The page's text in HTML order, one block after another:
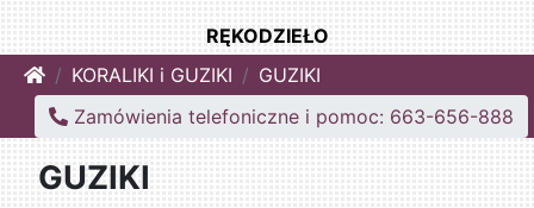
RĘKODZIEŁO
HomeKORALIKI i GUZIKI
GUZIKI
Zamówienia telefoniczne i pomoc: 663-656-888
GUZIKI